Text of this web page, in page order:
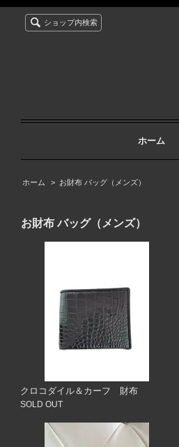
ショップ内検索
ホーム
ホーム > お財布 バッグ（メンズ）
お財布 バッグ（メンズ）
クロコダイル＆カーフ 財布
SOLD OUT